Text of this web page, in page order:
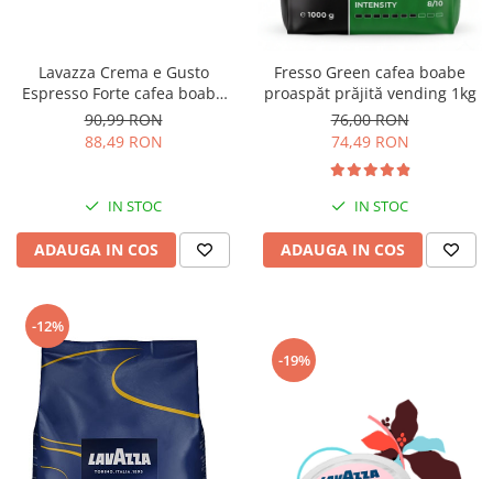
Lavazza Crema e Gusto
Espresso Forte cafea boabe
1Kg
90,99 RON
88,49 RON
IN STOC
ADAUGA IN COS
Fresso Green cafea boabe
proaspăt prăjită vending 1kg
76,00 RON
74,49 RON
IN STOC
ADAUGA IN COS
-12%
-19%